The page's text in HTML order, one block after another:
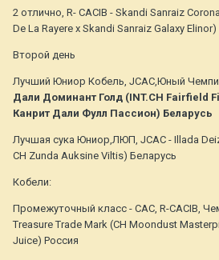
2 отлично, R- CACIB - Skandi Sanraiz
De La Rayere x Skandi Sanraiz Galaxy
Второй день
Лучший Юниор Кобель, JCAC,Юный
Дали Доминант Голд (INT.CH Fairfield
Канрит Дали Фулл Пассион) Беларусь
Лучшая сука Юниор,ЛЮП, JCAC - Illada
CH Zunda Auksine Viltis) Беларусь
Кобели:
Промежуточный класс - CAC, R-CACIB,
Treasure Trade Mark (СH Moondust
Juice) Россия